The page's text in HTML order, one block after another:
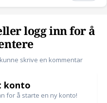
logg inn for å
skrive en kommentar
konto
for å starte en ny konto!